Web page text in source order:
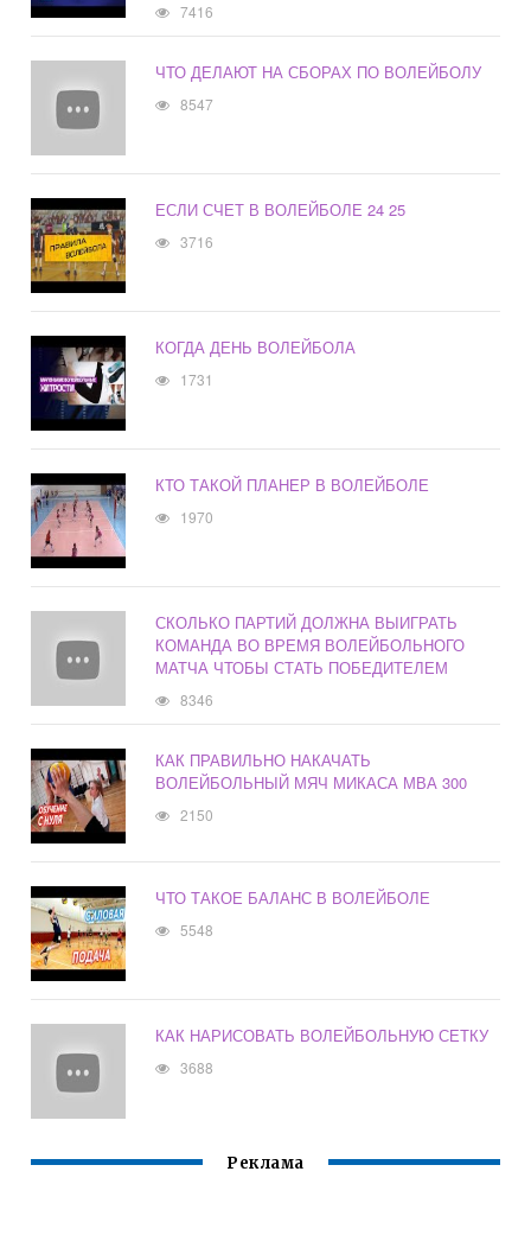
7416
ЧТО ДЕЛАЮТ НА СБОРАХ ПО ВОЛЕЙБОЛУ
8547
ЕСЛИ СЧЕТ В ВОЛЕЙБОЛЕ 24 25
3716
КОГДА ДЕНЬ ВОЛЕЙБОЛА
1731
КТО ТАКОЙ ПЛАНЕР В ВОЛЕЙБОЛЕ
1970
СКОЛЬКО ПАРТИЙ ДОЛЖНА ВЫИГРАТЬ
КОМАНДА ВО ВРЕМЯ ВОЛЕЙБОЛЬНОГО
МАТЧА ЧТОБЫ СТАТЬ ПОБЕДИТЕЛЕМ
8346
КАК ПРАВИЛЬНО НАКАЧАТЬ
ВОЛЕЙБОЛЬНЫЙ МЯЧ МИКАСА МВА 300
2150
ЧТО ТАКОЕ БАЛАНС В ВОЛЕЙБОЛЕ
5548
КАК НАРИСОВАТЬ ВОЛЕЙБОЛЬНУЮ СЕТКУ
3688
Реклама